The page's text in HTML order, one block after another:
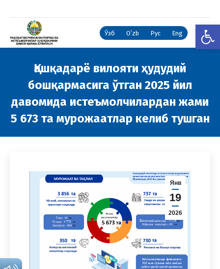
Ўзб Oʻzb Рус Eng
Қашқадарё вилояти ҳудудий
бошқармасига ўтган 2025 йил
давомида истеъмолчилардан жами
5 673 та мурожаатлар келиб тушган
Янв
19
2026